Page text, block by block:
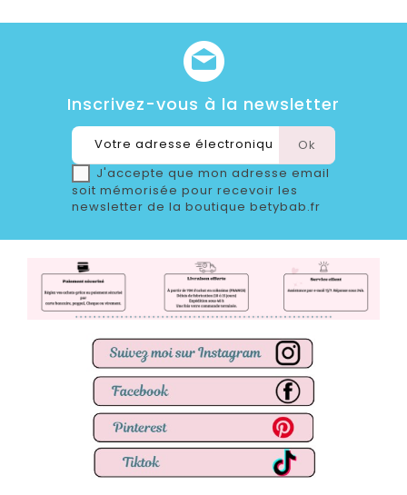
Inscrivez-vous à la newsletter
J'accepte que mon adresse email
soit mémorisée pour recevoir les
newsletter de la boutique betybab.fr